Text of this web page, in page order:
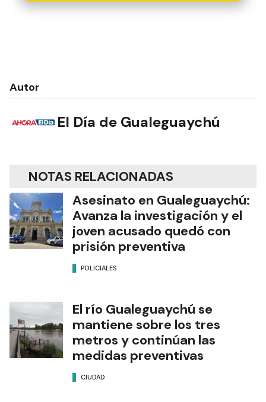
Autor
El Día de Gualeguaychú
NOTAS RELACIONADAS
Asesinato en Gualeguaychú:
Avanza la investigación y el
joven acusado quedó con
prisión preventiva
POLICIALES
El río Gualeguaychú se
mantiene sobre los tres
metros y continúan las
medidas preventivas
CIUDAD